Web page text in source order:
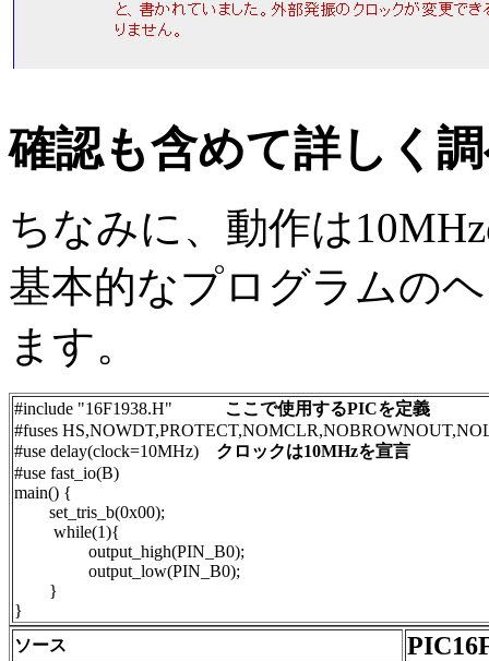
確認も含めて詳しく
ちなみに、動作は
基本的なプログラムの
ます。
#include "16F1938.H" ここで使用するPICを定義
#fuses
#use delay(clock=10MHz) クロックは10MHzを宣言
#use fast_io(B)
main() {
set_tris_b(0x00);
while(1){
output_high(PIN_B0);
output_low(PIN_B0);
}
}
ソース